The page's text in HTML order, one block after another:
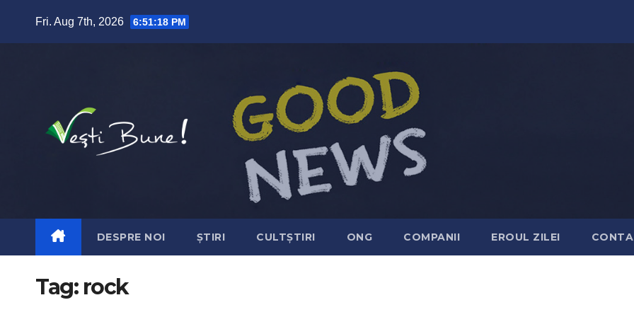
Fri. Aug 7th, 2026
6:51:19 PM
DESPRE NOI ȘTIRI CULTȘTIRI ONG COMPANII EROUL ZILEI
Tag: rock